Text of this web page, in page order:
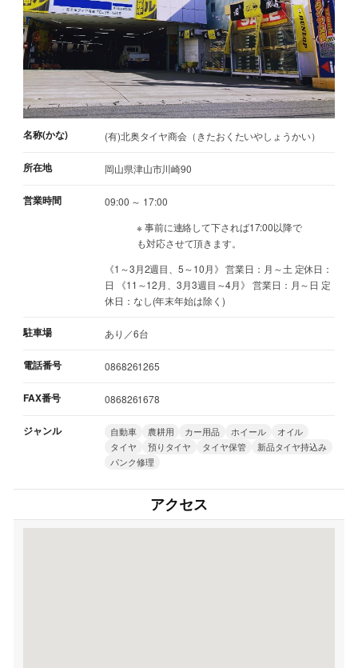
名称(かな) (有)北奥タイヤ商会（きたおくたいやしょうかい）
所在地 岡山県津山市川崎90
営業時間
09:00 ～ 17:00
※ 事前に連絡して下されば17:00以降で
も対応させて頂きます。
《1～3月2週目、5～10月》 営業日：月～土 定休日：
日 《11～12月、3月3週目～4月》 営業日：月～日 定
休日：なし(年末年始は除く)
駐車場 あり／6台
電話番号 0868261265
FAX番号 0868261678
ジャンル 自動車 農耕用 カー用品 ホイール
オイル
タイヤ
預りタイヤ タイヤ保管
新品タイヤ持込み
パンク修理
アクセス